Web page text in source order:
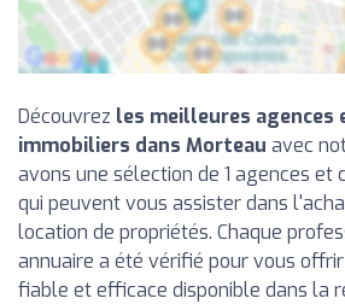
Découvrez les meilleures agences
immobiliers dans Morteau avec
avons une sélection de 1 agences et
qui peuvent vous assister dans
location de propriétés. Chaque
annuaire a été vérifié pour vous
fiable et efficace disponible dans la